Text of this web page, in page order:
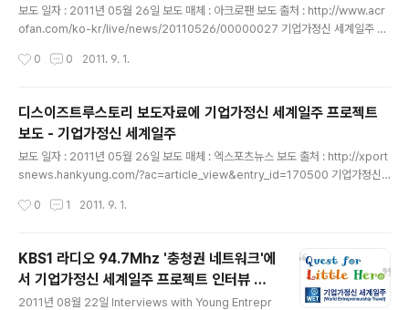
보도 일자 : 2011년 05월 26일 보도 매체 : 아크로팬 보도 출처 : http://www.acr
ofan.com/ko-kr/live/news/20110526/00000027 기업가정신 세계일주 보
되어 발행된 기사 디스이즈트루스토리, 새로운 도전 창구로 주목 [분류] 생활 [분야]
트 ‘디스이즈트루스토리’(http://www.thisistruestory.co.kr 이하 ‘디트’)가 패기
넘치는 청년들의 톡톡 튀는 아이디어와 도전 정신을 십분 발휘할 수 있는 공간으로
주목 받고 있다. ㈜더트루컴퍼니(대표 임현나)의 ‘디트’는 ‘청..
0 0 2011. 9. 1.
디스이즈트루스토리 보도자료에 기업가정신 세계일주 프로젝트
보도 - 기업가정신 세계일주
보도 일자 : 2011년 05월 26일 보도 매체 : 엑스포츠뉴스 보도 출처 : http://xport
snews.hankyung.com/?ac=article_view&entry_id=170500 기업가정신
의 일환으로 기업가정신 세계일주 보도됨 디스이즈트루스토리, 청년들의 새로운 도
국내 최초 아이디어 소셜 펀딩 사이트 '디스이즈트루스토리'가 패기 넘치는 청년들의
톡톡 튀는 아이디어와 도전 정신을 십분 발휘할 수 있는 공간으로 주목 받고 있다. 더
트루컴퍼니의 '디트'는 '청년들의 꿈과 희망을 위해 떠나는 기업가정신 세계일주'와
'생각을 하..
0 1 2011. 9. 1.
KBS1 라디오 94.7Mhz '충청권 네트워크'에
서 기업가정신 세계일주 프로젝트 인터뷰 방
영 (2011년 08월 23일) - 기업가정신 세계
2011년 08월 22일 Interviews with Young Entrepr